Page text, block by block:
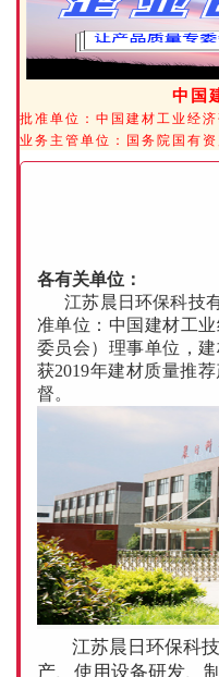
中国
批准单位：中国建材工业经
业务主管单位：国务院国有
各有关单位：
江苏晨日环保科技
准单位：中国建材工
委员会）理事单位，
获2019年建材质量推
督。
江苏晨日环保科
产、使用设备研发、